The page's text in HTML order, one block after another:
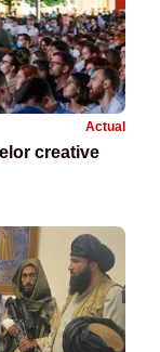
Actual
creative